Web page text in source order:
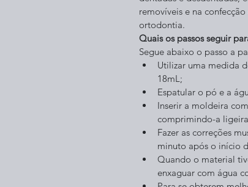
removíveis e na
ortodontia.
Quais os passos seguir
Segue abaixo o passo a
Utilizar uma medida
18mL;
Espatular o pó e a
Inserir a moldeira
comprimindo-a
Fazer as correções
minuto após o início
Quando o material
enxaguar com água